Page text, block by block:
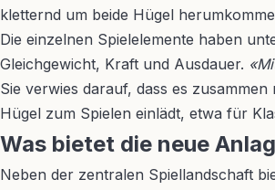
kletternd um beide Hügel
Die einzelnen Spielelemente haben
Gleichgewicht, Kraft und Ausdauer.
Sie verwies darauf, dass es
Hügel zum Spielen einlädt, etwa für
Was bietet die neue
Neben der zentralen Spiellandschaft